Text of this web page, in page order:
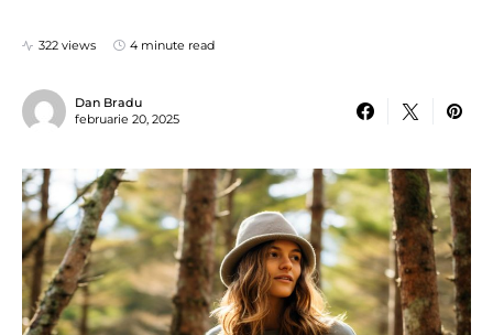
322 views 4 minute read
Dan Bradu
februarie 20, 2025